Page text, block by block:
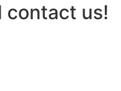
contact us!